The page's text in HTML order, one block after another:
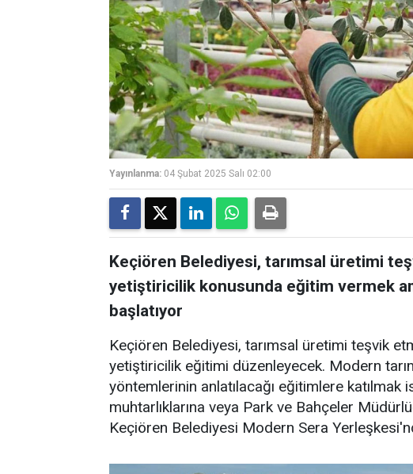
Yayınlanma: 04 Şubat 2025 Salı 02:00
Keçiören Belediyesi, tarımsal üretimi
yetiştiricilik konusunda eğitim vermek
başlatıyor
Keçiören Belediyesi, tarımsal üretimi teşvik
yetiştiricilik eğitimi düzenleyecek. Modern
yöntemlerinin anlatılacağı eğitimlere katılmak
muhtarlıklarına veya Park ve Bahçeler
Keçiören Belediyesi Modern Sera